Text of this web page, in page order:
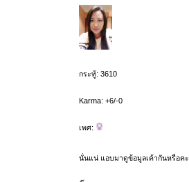
กระทู้: 3610
Karma: +6/-0
เพศ:
นั่นแน่ แอบมาดูข้อมูลเค้ากันหรือคะ